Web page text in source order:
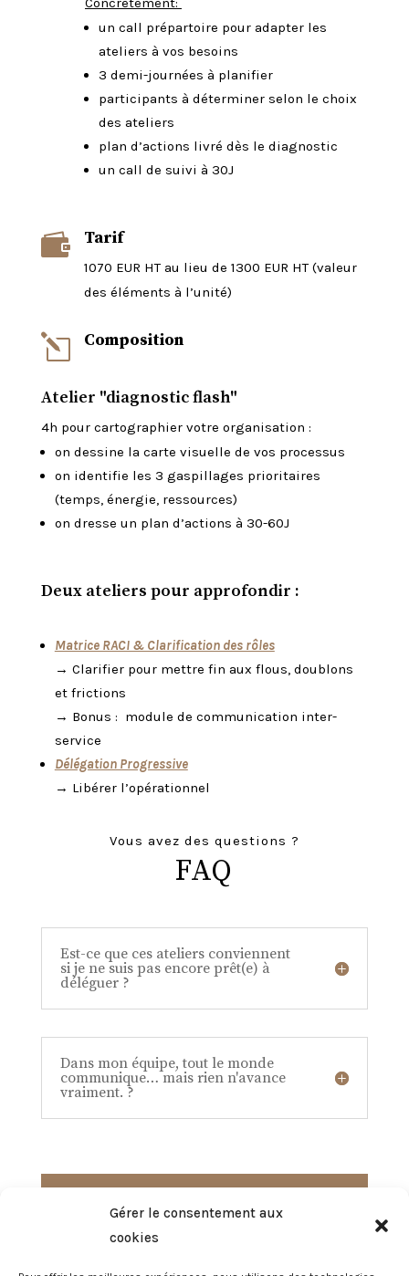
Gérer le consentement aux
cookies
un call prépartoire pour adapter les
ateliers à vos besoins
3 demi-journées à planifier
participants à déterminer selon le choix
des ateliers
plan d’actions livré dès le diagnostic
un call de suivi à 30J
 Tarif
1070 EUR HT au lieu de 1300 EUR HT (valeur
des éléments à l’unité)
l Composition
Atelier "diagnostic flash"
4h pour cartographier votre organisation :
on dessine la carte visuelle de vos processus
on identifie les 3 gaspillages prioritaires
(temps, énergie, ressources)
on dresse un plan d’actions à 30-60J
Deux ateliers pour approfondir :
Matrice RACI & Clarification des rôles
→ Clarifier pour mettre fin aux flous, doublons
et frictions
→ Bonus : module de communication inter-
service
Délégation Progressive
→ Libérer l’opérationnel
Vous avez des questions ?
FAQ
Est-ce que ces ateliers conviennent
si je ne suis pas encore prêt(e) à
déléguer ?
Dans mon équipe, tout le monde
communique… mais rien n'avance
vraiment. ?
Vous n'êtes pas là pour
tout gérer